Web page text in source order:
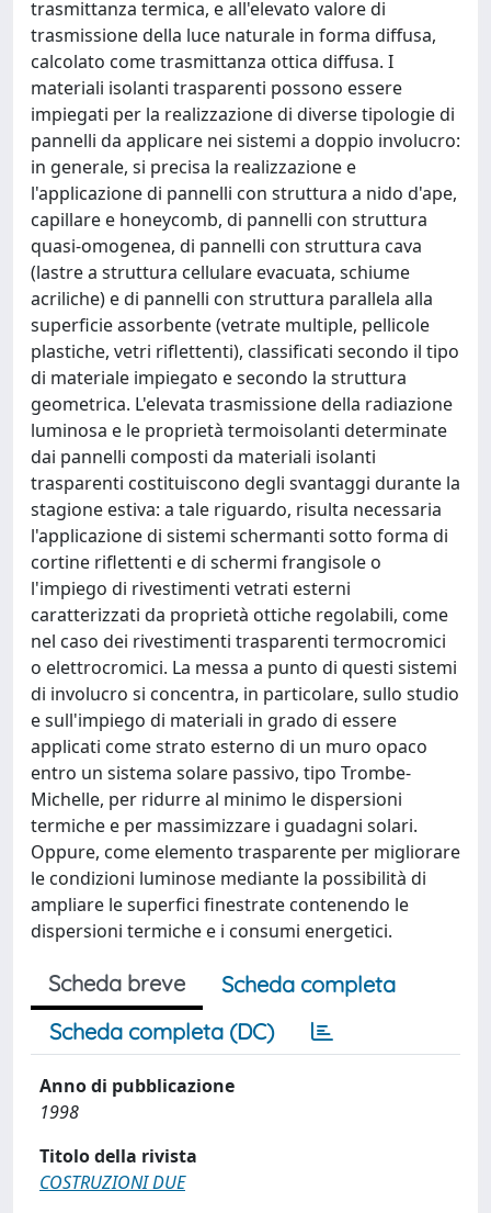
trasmittanza termica, e all'elevato valore di
trasmissione della luce naturale in forma diffusa,
calcolato come trasmittanza ottica diffusa. I
materiali isolanti trasparenti possono essere
impiegati per la realizzazione di diverse tipologie di
pannelli da applicare nei sistemi a doppio involucro:
in generale, si precisa la realizzazione e
l'applicazione di pannelli con struttura a nido d'ape,
capillare e honeycomb, di pannelli con struttura
quasi-omogenea, di pannelli con struttura cava
(lastre a struttura cellulare evacuata, schiume
acriliche) e di pannelli con struttura parallela alla
superficie assorbente (vetrate multiple, pellicole
plastiche, vetri riflettenti), classificati secondo il tipo
di materiale impiegato e secondo la struttura
geometrica. L'elevata trasmissione della radiazione
luminosa e le proprietà termoisolanti determinate
dai pannelli composti da materiali isolanti
trasparenti costituiscono degli svantaggi durante la
stagione estiva: a tale riguardo, risulta necessaria
l'applicazione di sistemi schermanti sotto forma di
cortine riflettenti e di schermi frangisole o
l'impiego di rivestimenti vetrati esterni
caratterizzati da proprietà ottiche regolabili, come
nel caso dei rivestimenti trasparenti termocromici
o elettrocromici. La messa a punto di questi sistemi
di involucro si concentra, in particolare, sullo studio
e sull'impiego di materiali in grado di essere
applicati come strato esterno di un muro opaco
entro un sistema solare passivo, tipo Trombe-
Michelle, per ridurre al minimo le dispersioni
termiche e per massimizzare i guadagni solari.
Oppure, come elemento trasparente per migliorare
le condizioni luminose mediante la possibilità di
ampliare le superfici finestrate contenendo le
dispersioni termiche e i consumi energetici.
Scheda breve
Scheda completa
Scheda completa (DC)
Anno di pubblicazione
1998
Titolo della rivista
COSTRUZIONI DUE